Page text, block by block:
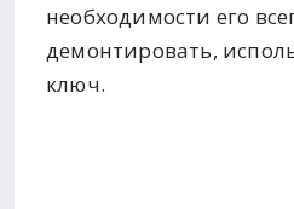
необходимости его
демонтировать,
ключ.